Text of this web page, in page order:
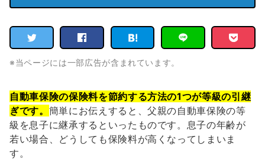
※当ページには一部広告が含まれています。
自動車保険の保険料を節約する方法の1つが等級の引継
ぎです。 簡単にお伝えすると、父親の自動車保険の等
級を息子に継承するといったものです。息子の年齢が
若い場合、どうしても保険料が高くなってしまいま
す。